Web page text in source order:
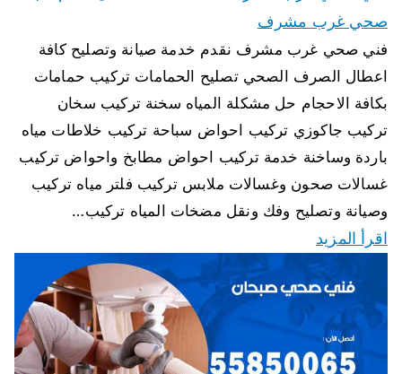
صحي غرب مشرف
فني صحي غرب مشرف نقدم خدمة صيانة وتصليح كافة
اعطال الصرف الصحي تصليح الحمامات تركيب حمامات
بكافة الاحجام حل مشكلة المياه سخنة تركيب سخان
تركيب جاكوزي تركيب احواض سباحة تركيب خلاطات مياه
باردة وساخنة خدمة تركيب احواض مطابخ واحواض تركيب
غسالات صحون وغسالات ملابس تركيب فلتر مياه تركيب
وصيانة وتصليح وفك ونقل مضخات المياه تركيب…
اقرأ المزيد